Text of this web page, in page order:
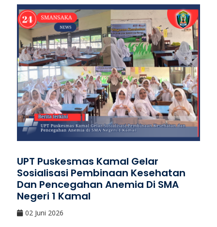
UPT Puskesmas Kamal Gelar
Sosialisasi Pembinaan Kesehatan
Dan Pencegahan Anemia Di SMA
Negeri 1 Kamal
02 Juni 2026